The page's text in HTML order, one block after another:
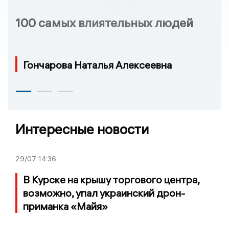
100 самых влиятельных людей
Гончарова Наталья Алексеевна
Интересные новости
29/07 14:36
В Курске на крышу торгового центра,
возможно, упал украинский дрон-
приманка «Майя»